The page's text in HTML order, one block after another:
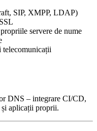
SIP, XMPP, LDAP)
servere de nume
telecomunicații
DNS – integrare CI/CD,
și aplicații proprii.